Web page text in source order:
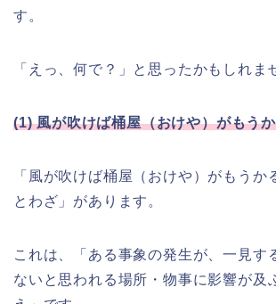
す。
「えっ、何で？」と思ったかもしれま
(1) 風が吹けば桶屋（おけや）がもう
「風が吹けば桶屋（おけや）がもうか
とわざ」があります。
これは、「ある事象の発生が、一見す
ないと思われる場所・物事に影響が及